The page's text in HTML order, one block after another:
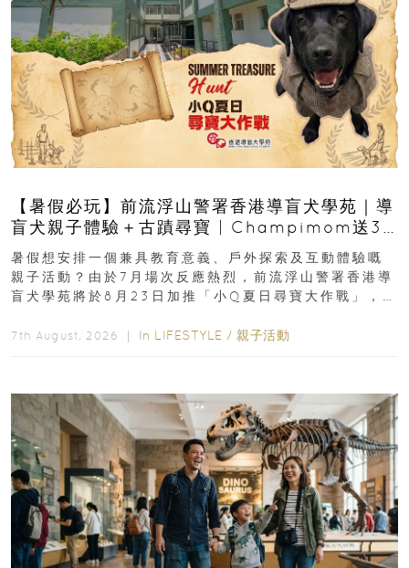
【暑假必玩】前流浮山警署香港導盲犬學苑｜導
盲犬親子體驗＋古蹟尋寶 | Champimom送3
組免費名額
暑假想安排一個兼具教育意義、戶外探索及互動體驗嘅
親子活動？由於7月場次反應熱烈，前流浮山警署香港導
盲犬學苑將於8月23日加推「小Q夏日尋寶大作戰」，家
7th August, 2026 ｜ In LIFESTYLE / 親子活動